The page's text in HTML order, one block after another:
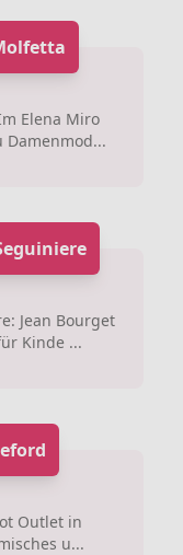
Elena Miro
Jean Bourget
Kinde ...
Outlet in
u...